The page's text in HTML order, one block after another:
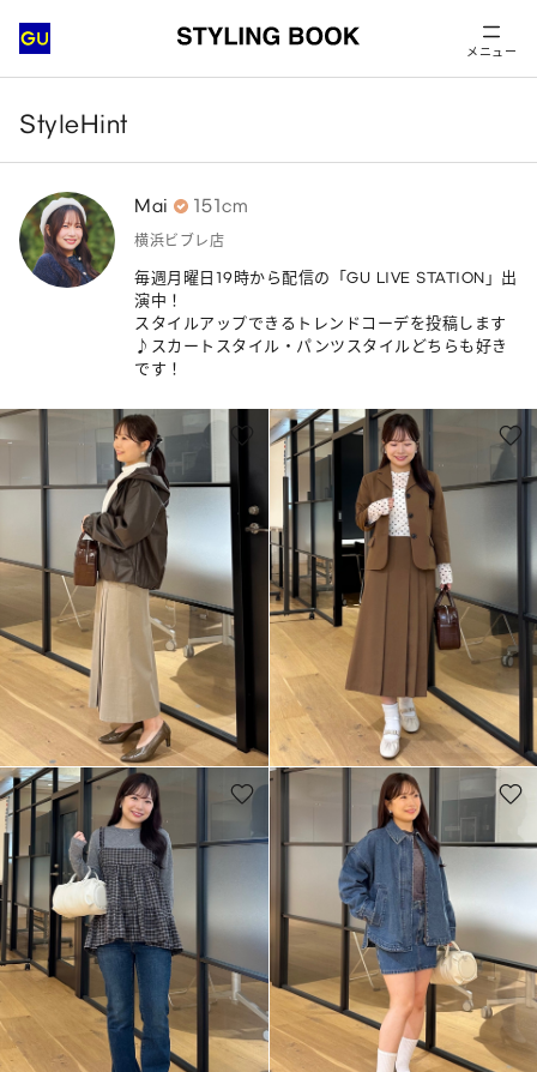
メニュー
StyleHint
Mai 151cm
横浜ビブレ店
毎週月曜日19時から配信の「GU LIVE STATION」出
演中！
スタイルアップできるトレンドコーデを投稿します
♪スカートスタイル・パンツスタイルどちらも好き
です！